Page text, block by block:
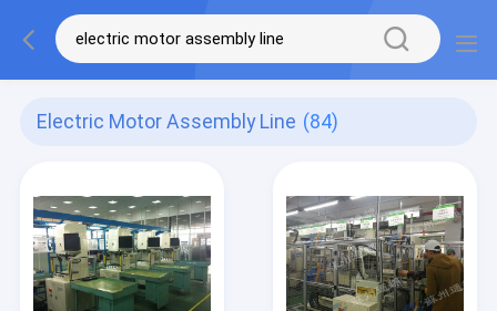
Electric Motor Assembly Line (84)